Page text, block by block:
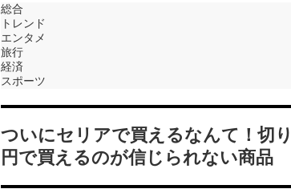
総合
トレンド
エンタメ
旅行
経済
スポーツ
ついにセリアで買えるなんて！切
円で買えるのが信じられない商品